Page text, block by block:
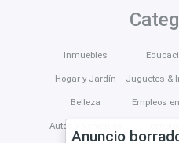
Anuncio
Inmuebles
Hogar y Jardín
Belleza
Autos y Vehículos
Juguetes &
Empleos